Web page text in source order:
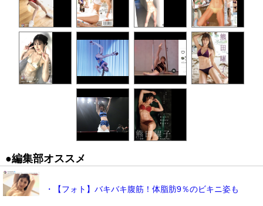
●編集部オススメ
・【フォト】バキバキ腹筋！体脂肪9％のビキニ姿も